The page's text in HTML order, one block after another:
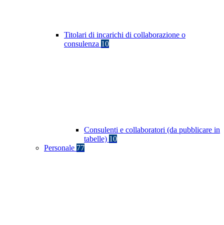
Titolari di incarichi di collaborazione o
consulenza 10
Consulenti e collaboratori (da pubblicare in
tabelle) 10
Personale 77